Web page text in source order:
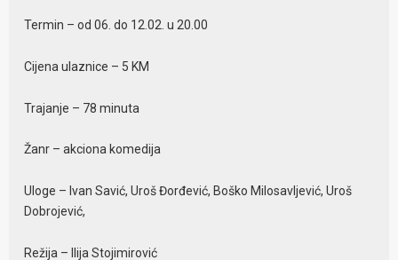
Termin – od 06. do 12.02. u 20.00
Cijena ulaznice – 5 KM
Trajanje – 78 minuta
Žanr – akciona komedija
Uloge – Ivan Savić, Uroš Đorđević, Boško Milosavljević, Uroš
Dobrojević,
Režija – Ilija Stojimirović